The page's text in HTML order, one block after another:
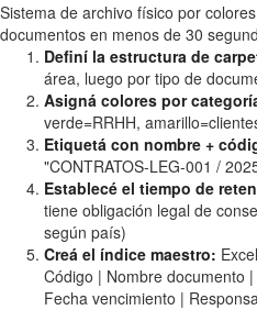
Sistema de archivo físico por
documentos en menos de 30
Definí la estructura de
área, luego por tipo de
Asigná colores por
verde=RRHH,
Etiquetá con nombre +
"CONTRATOS-LEG-001 /
Establecé el tiempo de
tiene obligación legal de
según país)
Creá el índice maestro:
Código | Nombre documento
Fecha vencimiento |